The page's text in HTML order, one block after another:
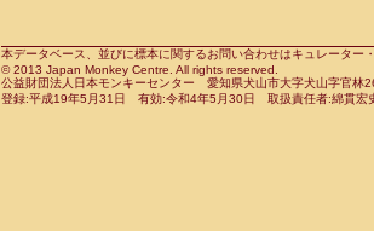
CercopithecidaePapio anubis(0)
CercopithecidaePapio cynocephalus
CercopithecidaePapio hamadryas(0)
CebidaeSaguinus leucopus(0)
CebidaeSaguinus midas(0)
Cebidae Saguinus mystax(0)
本データベース、並びに標本に関するお問い合わせはキュレータ
© 2013 Japan Monkey Centre. All rights reserved.
公益財団法人日本モンキーセンター 愛知県犬山市大字犬山字官
登録:平成19年5月31日 有効:令和4年5月30日 取扱責任者:綿貫宏